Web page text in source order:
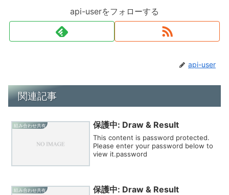
api-userをフォローする
api-user
関連記事
組み合わせ共有 保護中: Draw & Result
This content is password protected.
Please enter your password below to
view it.password
組み合わせ共有 保護中: Draw & Result